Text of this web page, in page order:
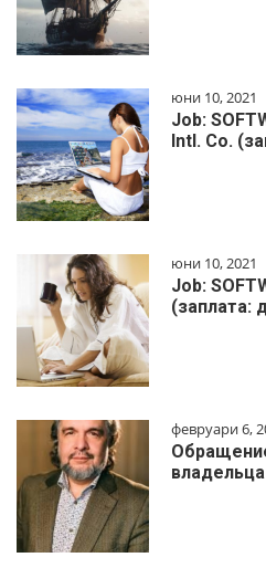
юни 10, 2021
Job:
Intl. Co.
юни 10, 2021
Job:
(заплата:
февруари 6,